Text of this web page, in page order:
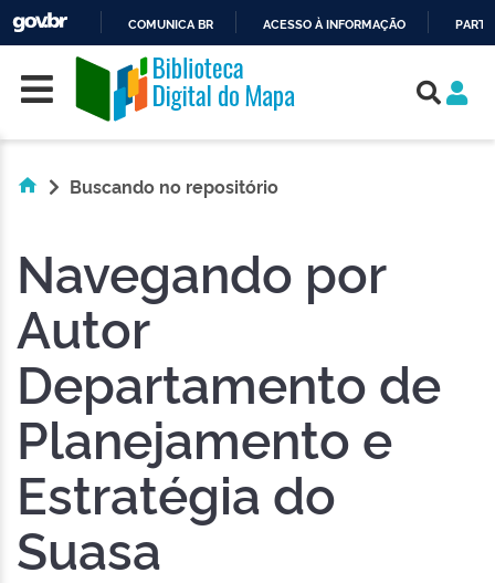
O
CONTEÚDO
COMUNICA BR ACESSO À INFORMAÇÃO
Skip navigation
Buscando no repositório
Navegando por
Autor
Departamento de
Planejamento e
Estratégia do
Suasa